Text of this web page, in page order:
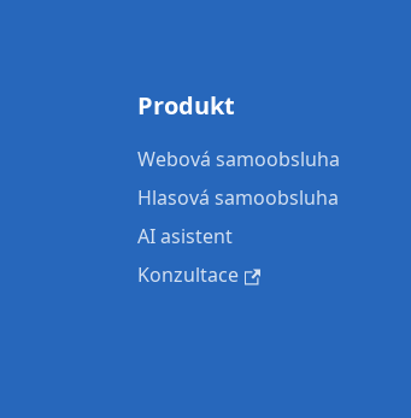
Produkt
Webová samoobsluha
Hlasová samoobsluha
AI asistent
Konzultace